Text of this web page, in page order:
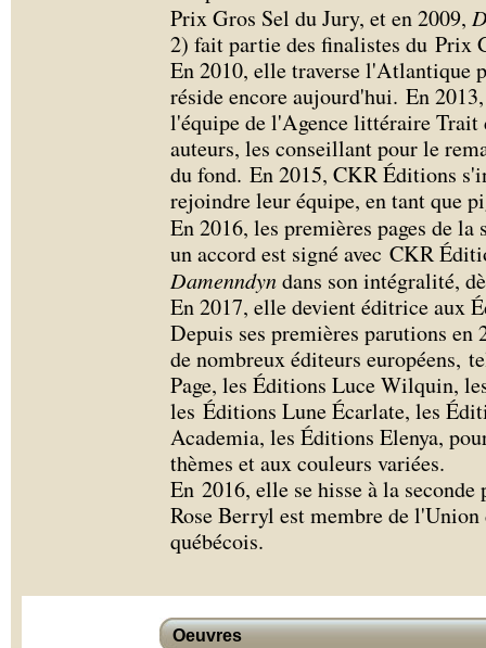
Prix Gros Sel du Jury, et en 2009,
2) fait partie des finalistes du Prix
En 2010, elle traverse l'Atlantique
réside encore aujourd'hui. En
l'équipe de l'Agence littéraire Trait
auteurs, les conseillant pour le
du fond. En 2015, CKR Éditions
rejoindre leur équipe, en tant que
En 2016, les premières pages de la
un accord est signé avec CKR
Damenndyndans son intégralité,
En 2017, elle devient éditrice aux
Depuis ses premières parutions en
de nombreux éditeurs européens,
Page, les Éditions Luce Wilquin,
les Éditions Lune Écarlate, les
Academia, les Éditions Elenya,
thèmes et aux couleurs variées.
En 2016, elle se hisse à la
Rose Berryl est membre de
québécois.
Oeuvres